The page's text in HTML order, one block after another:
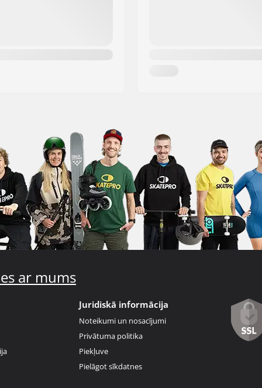
ar mums
Juridiskā informācija
Noteikumi un nosacījumi
Privātuma politika
Piekļuve
Pielāgot sīkdatnes